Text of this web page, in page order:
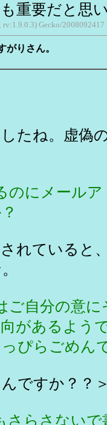
重要だと思
Gecko/
がりさん。
たね。虚偽
のにメール
れていると
ご自分の意
があるよう
ぴらごめん
ですか？？
さらさない